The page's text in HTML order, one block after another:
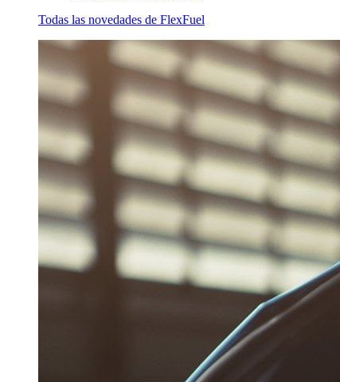
Todas las novedades de FlexFuel